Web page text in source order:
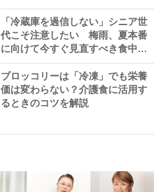
アイテム3選
「冷蔵庫を過信しない」シニア世
代こそ注意したい 梅雨、夏本番
に向けて今すぐ見直すべき食中毒
対策を家事アドバイザーが指南
ブロッコリーは「冷凍」でも栄養
価は変わらない？介護食に活用す
るときのコツを解説